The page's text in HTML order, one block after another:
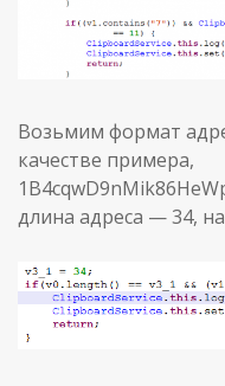
Возьмим формат
качестве примера,
длина адреса — 34,